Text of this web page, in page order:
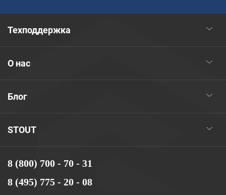
8 (800) 700 - 70 - 31
8 (495) 775 - 20 - 08
STOUT
Блог
О нас
Техподдержка